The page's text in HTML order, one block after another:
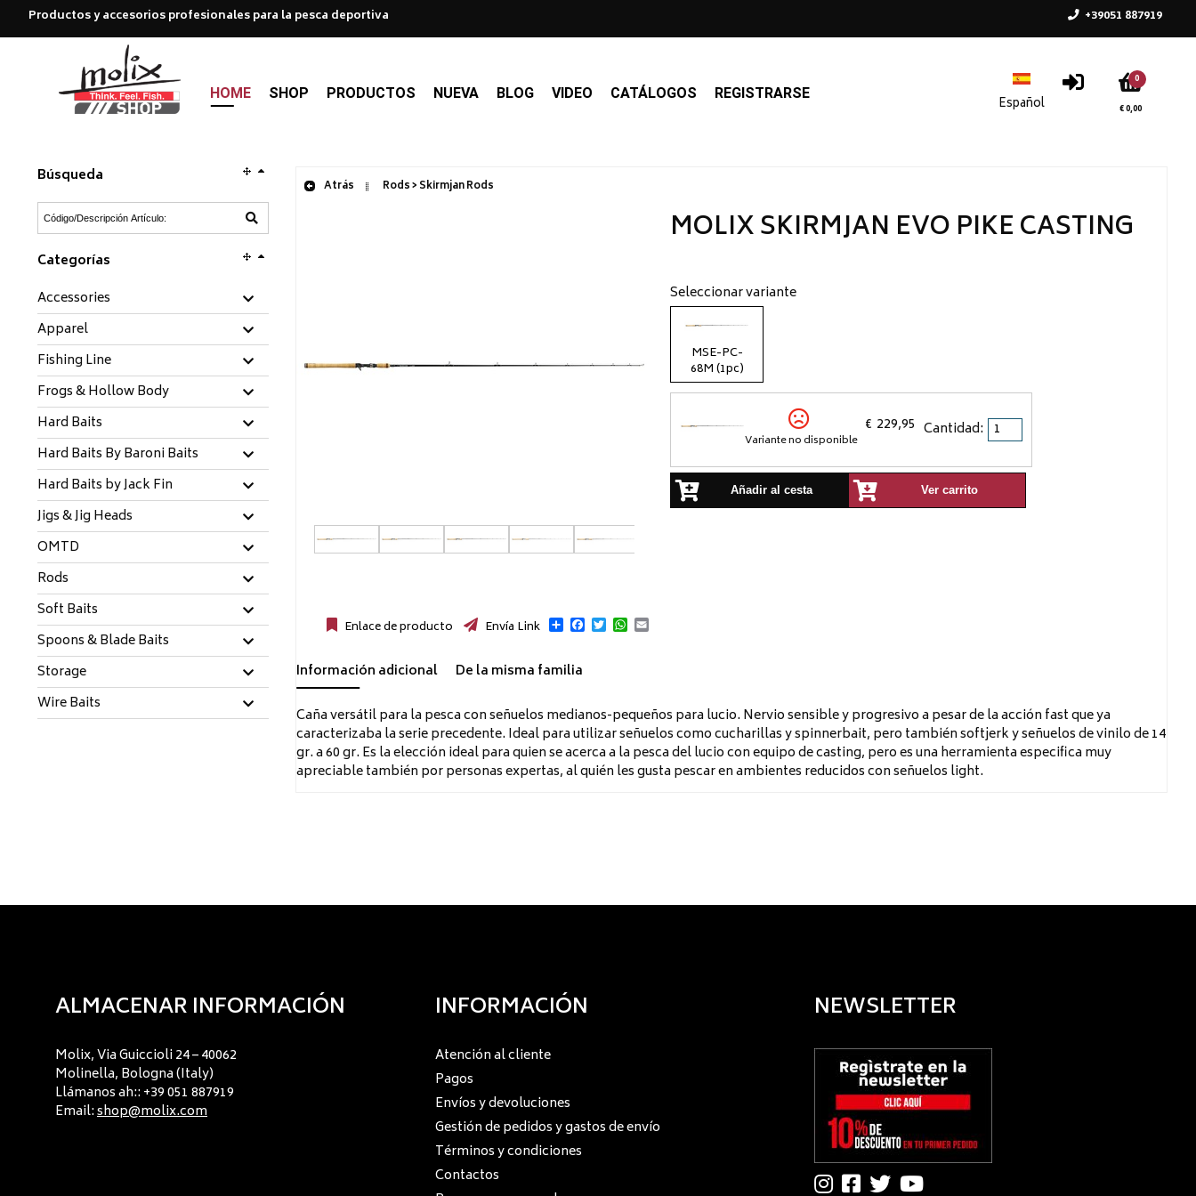
Productos y accesorios profesionales para la pesca deportiva +39051 887919
0
€ 0,00
HOME SHOP PRODUCTOS NUEVA BLOG VIDEO CATÁLOGOS REGISTRARSE
Búsqueda
Categorías
Accessories
Apparel
Fishing Line
Frogs & Hollow Body
Hard Baits
Hard Baits By Baroni Baits
Hard Baits by Jack Fin
Jigs & Jig Heads
OMTD
Rods
Soft Baits
Spoons & Blade Baits
Storage
Wire Baits
Atrás Rods > Skirmjan Rods
MOLIX SKIRMJAN EVO PIKE CASTING
Seleccionar variante
MSE-PC-
68M (1pc)
Variante no disponible
€ 229,95 Cantidad:
Añadir al cesta Ver carrito
Enlace de producto Envía Link Compartir
Facebook
TwitterWhatsApp
Email
Información adicional
De la misma familia
Caña versátil para la pesca con señuelos medianos-pequeños para lucio. Nervio sensible y progresivo a pesar de la acción fast que ya
caracterizaba la serie precedente. Ideal para utilizar señuelos como cucharillas y spinnerbait, pero también softjerk y señuelos de vinilo de 14
gr. a 60 gr. Es la elección ideal para quien se acerca a la pesca del lucio con equipo de casting, pero es una herramienta especifica muy
apreciable también por personas expertas, al quién les gusta pescar en ambientes reducidos con señuelos light.
ALMACENAR INFORMACIÓN
Molix, Via Guiccioli 24 – 40062
Molinella, Bologna (Italy)
Llámanos ah:: +39 051 887919
Email:shop@molix.com
INFORMACIÓN
Atención al cliente
Pagos
Envíos y devoluciones
Gestión de pedidos y gastos de envío
Términos y condiciones
Contactos
NEWSLETTER